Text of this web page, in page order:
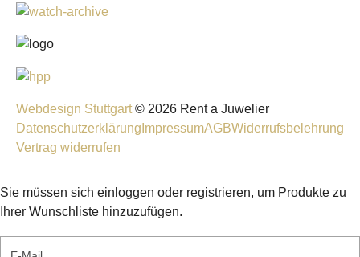
Webdesign Stuttgart © 2026 Rent a Juwelier
Datenschutzerklärung ImpressumAGBWiderrufsbelehrung
Vertrag widerrufen
Sie müssen sich einloggen oder registrieren, um Produkte zu
Ihrer Wunschliste hinzuzufügen.
E-Mail